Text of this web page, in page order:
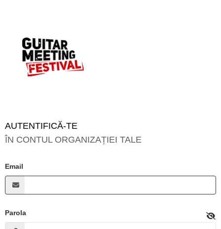
AUTENTIFICĂ-TE
ÎN CONTUL ORGANIZAȚIEI TALE
Email
Parola